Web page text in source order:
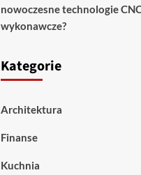
nowoczesne technologie
wykonawcze?
Kategorie
Architektura
Finanse
Kuchnia